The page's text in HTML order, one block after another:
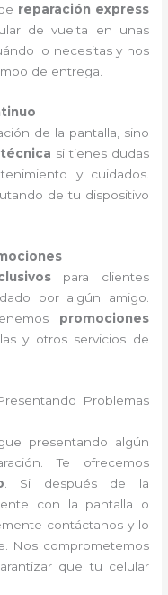
reparación express
de vuelta en unas
lo necesitas y nos
de entrega.
de la pantalla, sino
si tienes dudas
y cuidados.
de tu dispositivo
para clientes
por algún amigo.
promociones
y otros servicios de
Problemas
presentando algún
Te ofrecemos
. Si después de la
con la pantalla o
contáctanos y lo
Nos comprometemos
que tu celular